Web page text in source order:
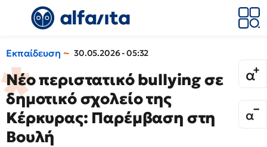
Εκπαίδευση 30.05.2026 - 05:32
Νέο περιστατικό bullying σε
δημοτικό σχολείο της
Κέρκυρας: Παρέμβαση στη
Βουλή